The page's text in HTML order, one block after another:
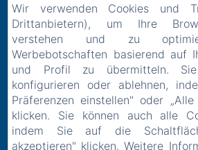
Ort
Kontakt
Rechtliche
Cookie-
EN
FR ES IT
Wir verwenden Cookies und
Drittanbietern), um Ihre
verstehen und zu
Werbebotschaften basierend auf
und Profil zu übermitteln. Sie
konfigurieren oder ablehnen,
Präferenzen einstellen" oder
klicken. Sie können auch alle
indem Sie auf die
akzeptieren" klicken. Weitere